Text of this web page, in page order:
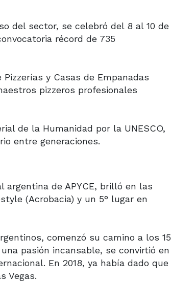
del sector, se celebró del 8 al 10 de
récord de 735
y Casas de Empanadas
pizzeros profesionales
de la Humanidad por la UNESCO,
entre generaciones.
argentina de APYCE, brilló en las
(Acrobacia) y un 5° lugar en
comenzó su camino a los 15
pasión incansable, se convirtió en
En 2018, ya había dado que
Vegas.